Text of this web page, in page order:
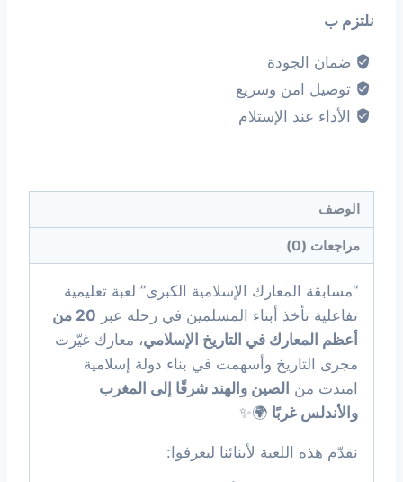
نلتزم ب
ضمان الجودة
توصيل امن وسريع
الأداء عند الإستلام
الوصف
مراجعات (0)
“مسابقة المعارك الإسلامية الكبرى” لعبة تعليمية
تفاعلية تأخذ أبناء المسلمين في رحلة عبر
20 من
أعظم المعارك في التاريخ الإسلامي، معارك غيّرت
مجرى التاريخ وأسهمت في بناء دولة إسلامية
امتدت من الصين والهند شرقًا إلى المغرب
والأندلس غربًا 🌍✨
نقدّم هذه اللعبة لأبنائنا ليعرفوا: